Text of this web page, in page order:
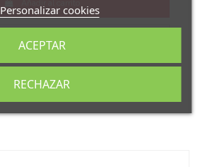
Personalizar cookies
RECHAZAR
ACEPTAR